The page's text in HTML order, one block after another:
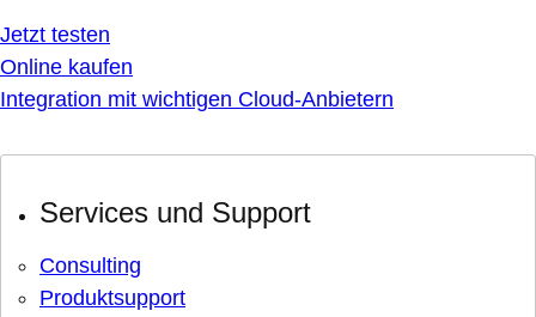
Jetzt testen
Online kaufen
Integration mit wichtigen Cloud-Anbietern
Services und Support
Consulting
Produktsupport